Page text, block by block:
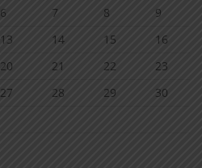
6 7 8
9
13 14 15
16
20 21 22
23
27 28 29
30